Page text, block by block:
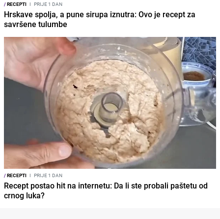
/RECEPTI I PRIJE 1 DAN
Hrskave spolja, a pune sirupa iznutra: Ovo je recept za
savršene tulumbe
/RECEPTI I PRIJE 1 DAN
Recept postao hit na internetu: Da li ste probali paštetu od
crnog luka?